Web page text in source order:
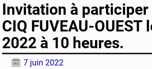
Invitation à participer
CIQ FUVEAU-OUEST
2022 à 10 heures.
7 juin 2022